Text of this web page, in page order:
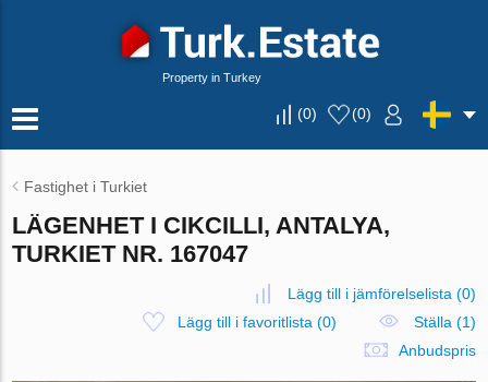
Property in Turkey
(0) (0)
Fastighet i Turkiet
LÄGENHET I CIKCILLI, ANTALYA,
TURKIET NR. 167047
Lägg till i jämförelselista (0)
Lägg till i favoritlista (0)
Ställa (1)
Anbudspris